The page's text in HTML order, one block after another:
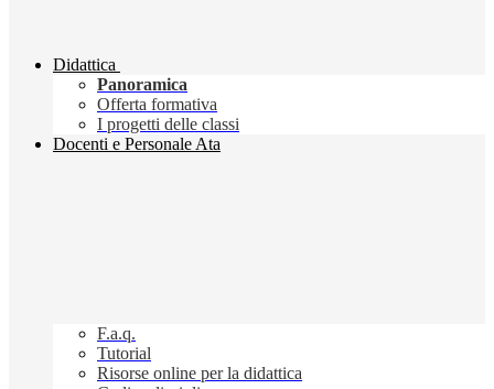
Didattica
Panoramica
Offerta formativa
I progetti delle classi
Docenti e Personale Ata
F.a.q.
Tutorial
Risorse online per la didattica